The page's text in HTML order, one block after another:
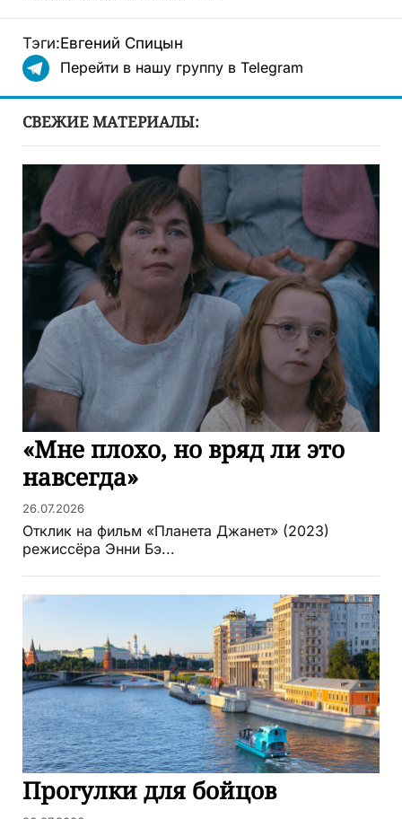
Тэги:Евгений Спицын
Перейти в нашу группу в Telegram
СВЕЖИЕ МАТЕРИАЛЫ:
«Мне плохо, но вряд ли это
навсегда»
26.07.2026
Отклик на фильм «Планета Джанет» (2023)
режиссёра Энни Бэ...
Прогулки для бойцов